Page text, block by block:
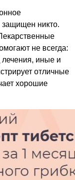
защищен никто.
не всегда:
лечения, иные и
отличные
хорошие